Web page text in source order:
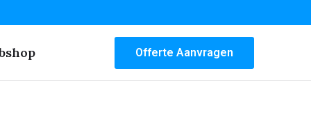
Offerte Aanvragen